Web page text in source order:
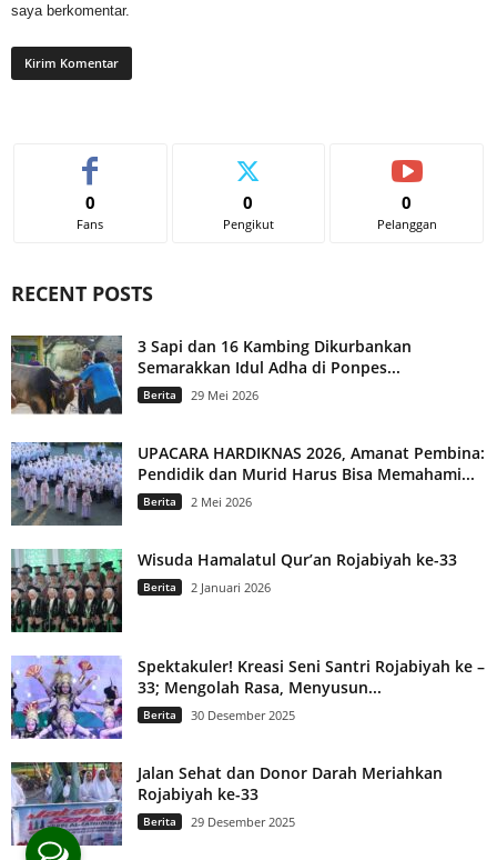
saya berkomentar.
0
Fans
0
Pengikut
0
Pelanggan
RECENT POSTS
3 Sapi dan 16 Kambing Dikurbankan
Semarakkan Idul Adha di Ponpes...
Berita 29 Mei 2026
UPACARA HARDIKNAS 2026, Amanat Pembina:
Pendidik dan Murid Harus Bisa Memahami...
Berita 2 Mei 2026
Wisuda Hamalatul Qur’an Rojabiyah ke-33
Berita 2 Januari 2026
Spektakuler! Kreasi Seni Santri Rojabiyah ke –
33; Mengolah Rasa, Menyusun...
Berita 30 Desember 2025
Jalan Sehat dan Donor Darah Meriahkan
Rojabiyah ke-33
Berita 29 Desember 2025